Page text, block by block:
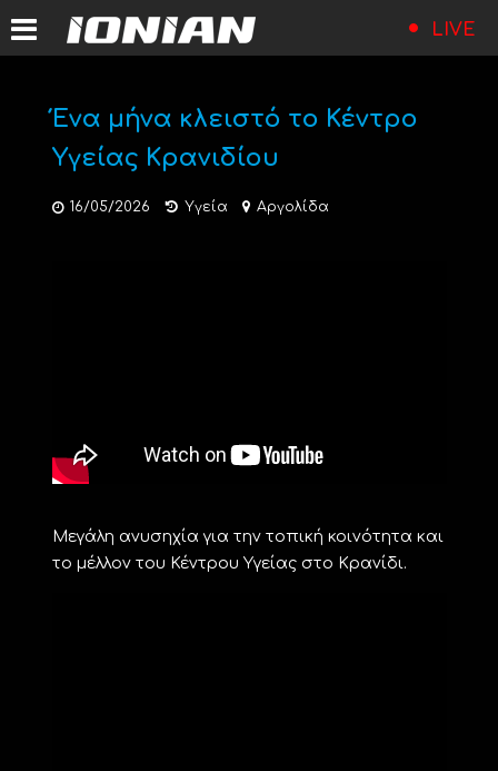
LIVE
Ένα μήνα κλειστό το Κέντρο
Υγείας Κρανιδίου
16/05/2026 Υγεία Αργολίδα
Μεγάλη ανυσηχία για την τοπική κοινότητα και
το μέλλον του Κέντρου Υγείας στο Κρανίδι.